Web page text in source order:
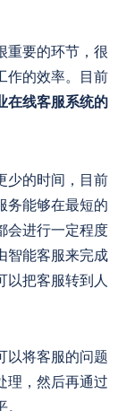
要的环节，很
作的效率。目前
在线客服系统的
的时间，目前
务能够在最短的
会进行一定程度
智能客服来完成
以把客服转到人
将客服的问题
理，然后再通过